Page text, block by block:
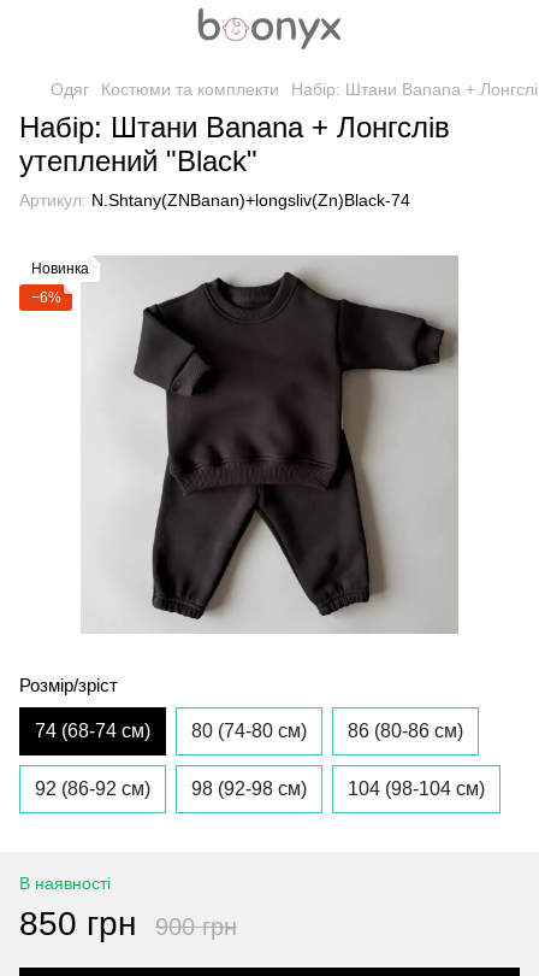
Одяг Костюми та комплекти Набір: Штани Banana +
Набір: Штани Banana + Лонгслів
утеплений "Black"
Артикул: N.Shtany(ZNBanan)+longsliv(Zn)Black-74
Новинка
−6%
Розмір/зріст
74 (68-74 см) 80 (74-80 см) 86 (80-86 см)
92 (86-92 см) 98 (92-98 см) 104 (98-104 см)
В наявності
850 грн 900 грн